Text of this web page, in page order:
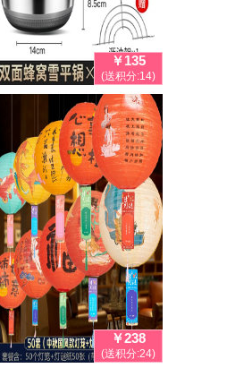
￥135
(送积分:14)
￥238
(送积分:24)